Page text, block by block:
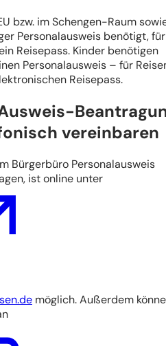
bzw. im Schengen-Raum
Personalausweis benötigt, für
Reisepass. Kinder benötigen
Personalausweis – für
Reisepass.
vereinbaren
Bürgerbüro Personalausweis
ist online unter
möglich. Außerdem